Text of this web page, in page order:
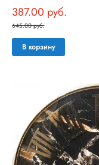
387.00 руб.
645.00 руб.
В корзину